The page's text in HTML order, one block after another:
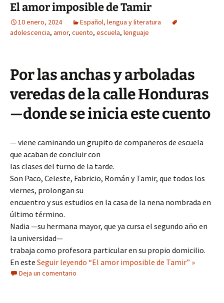
El amor imposible de Tamir
10 enero, 2024
Español, lengua y literatura
adolescencia, amor, cuento, escuela, lenguaje
Por las anchas y arboladas
veredas de la calle Honduras
—donde se inicia este cuento
— viene caminando un grupito de compañeros de escuela
que acaban de concluir con
las clases del turno de la tarde.
Son Paco, Celeste, Fabricio, Román y Tamir, que todos los
viernes, prolongan su
encuentro y sus estudios en la casa de la nena nombrada en
último término.
Nadia —su hermana mayor, que ya cursa el segundo año en
la universidad—
trabaja como profesora particular en su propio domicilio.
En este Seguir leyendo “El amor imposible de Tamir” »
Deja un comentario